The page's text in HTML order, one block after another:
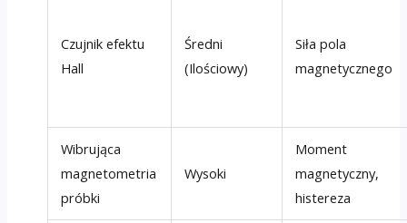
Czujnik efektu
Hall
Średni
(Ilościowy)
Siła pola
magnetycznego
Wibrująca
magnetometria
próbki
Wysoki
Moment
magnetyczny,
histereza